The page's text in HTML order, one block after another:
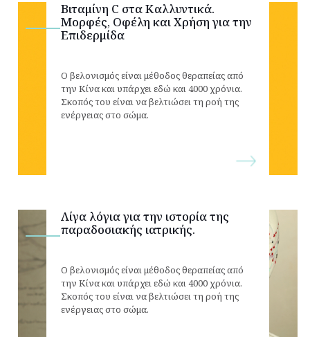
Βιταμίνη C στα Καλλυντικά.
Μορφές, Οφέλη και Χρήση για την
Επιδερμίδα
Ο βελονισμός είναι μέθοδος θεραπείας από
την Κίνα και υπάρχει εδώ και 4000 χρόνια.
Σκοπός του είναι να βελτιώσει τη ροή της
ενέργειας στο σώμα.
Λίγα λόγια για την ιστορία της
παραδοσιακής ιατρικής.
Ο βελονισμός είναι μέθοδος θεραπείας από
την Κίνα και υπάρχει εδώ και 4000 χρόνια.
Σκοπός του είναι να βελτιώσει τη ροή της
ενέργειας στο σώμα.